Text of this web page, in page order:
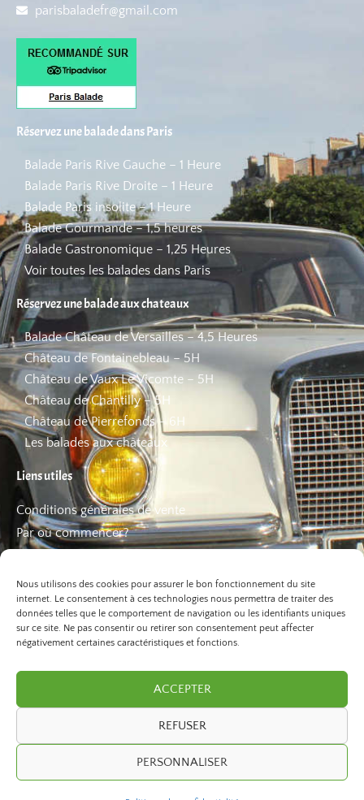
Nous utilisons des cookies pour assurer le bon fonctionnement du site
internet. Le consentement à ces technologies nous permettra de traiter des
données telles que le comportement de navigation ou les identifiants uniques
sur ce site. Ne pas consentir ou retirer son consentement peut affecter
négativement certaines caractéristiques et fonctions.
ACCEPTER
REFUSER
PERSONNALISER
parisbaladefr@gmail.com
Réservez une balade dans Paris
Balade Paris Rive Gauche – 1 Heure
Balade Paris Rive Droite – 1 Heure
Balade Paris insolite – 1 Heure
Balade Gourmande – 1,5 heures
Balade Gastronomique – 1,25 Heures
Voir toutes les balades dans Paris
Réservez une balade aux chateaux
Balade Château de Versailles – 4,5 Heures
Château de Fontainebleau – 5H
Château de Vaux Le Vicomte – 5H
Château de Chantilly – 5H
Château de Pierrefonds – 6H
Les balades aux châteaux
Liens utiles
Conditions générales de vente
Par où commencer?
Les bons plans
©2026 Paris Balade. Tous droits réservé.